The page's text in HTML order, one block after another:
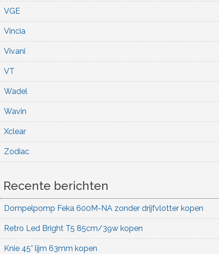
VGE
Vincia
Vivani
VT
Wadel
Wavin
Xclear
Zodiac
Recente berichten
Dompelpomp Feka 600M-NA zonder drijfvlotter kopen
Retro Led Bright T5 85cm/39w kopen
Knie 45° lijm 63mm kopen